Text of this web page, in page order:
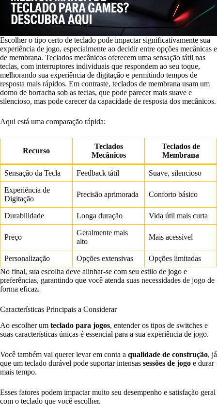
Escolher o tipo certo de teclado pode impactar significativamente sua
experiência de jogo, especialmente ao decidir entre opções mecânicas e
de membrana. Teclados mecânicos oferecem uma sensação tátil nas
teclas, com interruptores individuais que respondem ao seu toque,
melhorando sua experiência de digitação e permitindo tempos de
resposta mais rápidos. Em contraste, teclados de membrana usam um
domo de borracha sob as teclas, que pode parecer mais suave e
silencioso, mas pode carecer da capacidade de resposta dos mecânicos.
Aqui está uma comparação rápida:
Recurso
Teclados
Mecânicos
Teclados de
Membrana
Sensação da Tecla Feedback tátil Suave, silencioso
Experiência de
Digitação
Precisão aprimorada Conforto básico
Durabilidade Longa duração Vida útil mais curta
Preço
Geralmente mais
alto
Mais acessível
Personalização Opções extensivas
Opções limitadas
No final, sua escolha deve alinhar-se com seu estilo de jogo e
preferências, garantindo que você atenda suas necessidades de jogo de
forma eficaz.
Características Principais a Considerar
Ao escolher um teclado para jogos, entender os tipos de switches e
suas características únicas é essencial para a sua experiência de jogo.
Você também vai querer levar em conta a qualidade de construção, já
que um teclado durável pode suportar intensas sessões de jogo e durar
mais tempo.
Esses fatores podem impactar muito seu desempenho e satisfação geral
com o teclado que você escolher.